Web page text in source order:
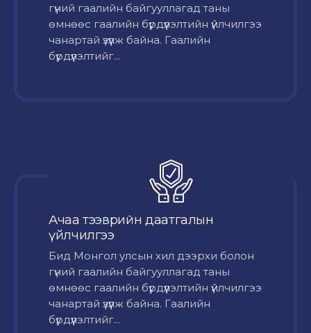
гүний гаалийн байгууллагад таны
өмнөөс гаалийн бүрдүүлэлтийн үйлчилгээ
чанартай үзүүлж байна. Гаалийн
бүрдүүлэлтийг...
Ачаа тээврийн даатгалын
үйлчилгээ
Бид Монгол улсын хил дээрхи болон
гүний гаалийн байгууллагад таны
өмнөөс гаалийн бүрдүүлэлтийн үйлчилгээ
чанартай үзүүлж байна. Гаалийн
бүрдүүлэлтийг...